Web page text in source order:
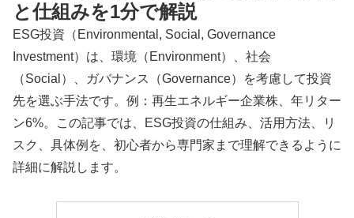
と仕組みを1分で解説
ESG投資（Environmental, Social, Governance
Investment）は、環境（Environment）、社会
（Social）、ガバナンス（Governance）を考慮して投資
先を選ぶ手法です。例：再生エネルギー企業株、年リター
ン6%。この記事では、ESG投資の仕組み、活用方法、リ
スク、具体例を、初心者から専門家まで理解できるように
詳細に解説します。